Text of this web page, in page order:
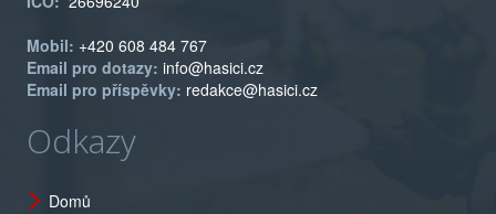
Mobil: +420 608 484 767
Email pro dotazy: info@hasici.cz
Email pro příspěvky: redakce@hasici.cz
Odkazy
Domů